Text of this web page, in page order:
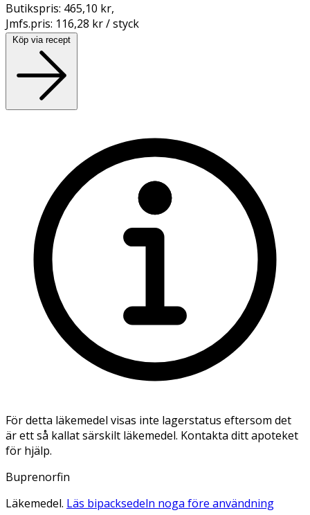
Butikspris: 465,10 kr,
Jmfs.pris: 116,28 kr / styck
Köp via recept
För detta läkemedel visas inte lagerstatus eftersom det
är ett så kallat särskilt läkemedel. Kontakta ditt apoteket
för hjälp.
Buprenorfin
Läkemedel. Läs bipacksedeln noga före användning